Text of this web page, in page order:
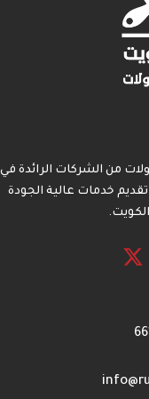
من الشركات الرائدة في
خدمات عالية الجودة